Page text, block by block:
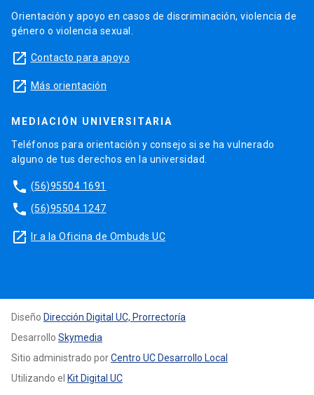
Orientación y apoyo en casos de discriminación, violencia de
género o violencia sexual.
launch Contacto para apoyo
launch Más orientación
MEDIACIÓN UNIVERSITARIA
Teléfonos para orientación y consejo si se ha vulnerado
alguno de tus derechos en la universidad.
phone (56)95504 1691
phone (56)95504 1247
launch Ir a la Oficina de Ombuds UC
Diseño Dirección Digital UC, Prorrectoría
Desarrollo Skymedia
Sitio administrado porCentro UC Desarrollo Local
Utilizando el Kit Digital UC